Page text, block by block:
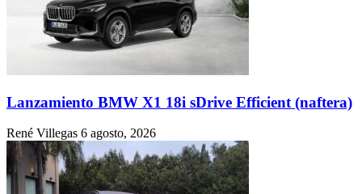
Lanzamiento BMW X1 18i sDrive Efficient (naftera)
René Villegas 6 agosto, 2026